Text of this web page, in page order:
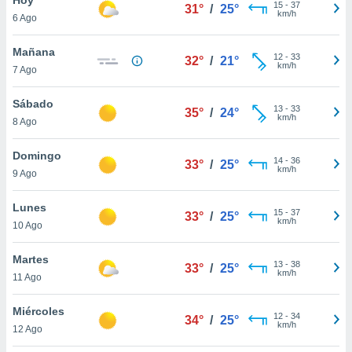
en
más
nuestra
de
cookies
aceptar
6 Ago
31° / 25° 15- 37
km/h
Mañana
7 Ago
32° / 21° 12- 33
km/h
Sábado
8 Ago
35° / 24° 13- 33
km/h
Domingo
9 Ago
33° / 25° 14- 36
km/h
Lunes
10 Ago
33° / 25° 15- 37
km/h
Martes
11 Ago
33° / 25° 13- 38
km/h
Miércoles
12 Ago
34° / 25° 12- 34
km/h